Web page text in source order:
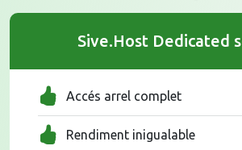
Sive.Host Dedicated
Accés arrel complet
Rendiment inigualable